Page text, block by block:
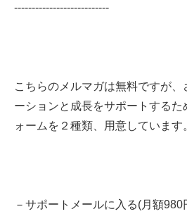
---------------------------
こちらのメルマガは無料ですが
ーションと成長をサポートする
ォームを２種類、用意しています
－サポートメールに入る(月額